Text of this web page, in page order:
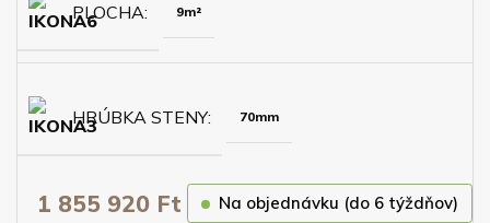
PLOCHA 9m²
HRÚBKA STENY 70mm
1 855 920 Ft Na objednávku (do 6 týždňov)